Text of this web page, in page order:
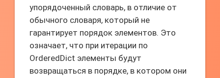
упорядоченный словарь, в отличие от
обычного словаря, который не
гарантирует порядок элементов. Это
означает, что при итерации по
OrderedDict элементы будут
возвращаться в порядке, в котором они